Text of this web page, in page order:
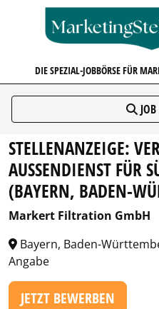
DIE SPEZIAL-JOBBÖRSE FÜR
STELLENANZEIGE:
AUSSENDIENST FÜR
BAYERN, BADEN-
Markert Filtration GmbH
Bayern, Baden-
Angabe
JETZT BEWERBEN